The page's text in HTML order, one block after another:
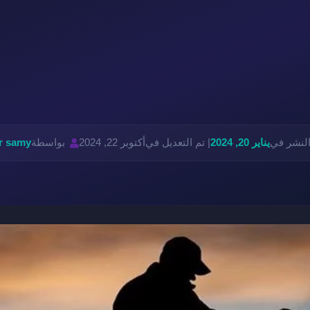
فييناير 20, 2024 | تم التعديل فيأكتوبر 22, 2024 بواسطةsamy